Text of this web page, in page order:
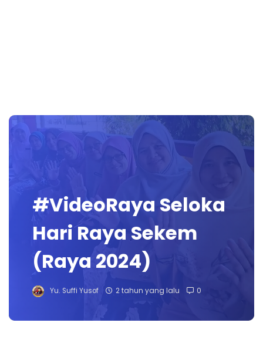
#VideoRaya Seloka
Hari Raya Sekem
(Raya 2024)
Yu. Suffi Yusof 2 tahun yang lalu 0